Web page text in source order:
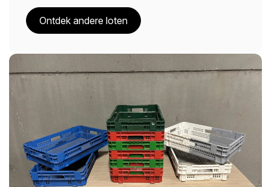
Ontdek andere loten